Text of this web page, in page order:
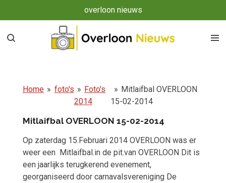
direct
naar
overloon nieuws
Home » foto's » Foto's
2014
» Mitlaifbal OVERLOON
15-02-2014
Mitlaifbal OVERLOON 15-02-2014
Op zaterdag 15.Februari 2014 OVERLOON was er
weer een Mitlaifbal.in de pit.van OVERLOON Dit is
een jaarlijks terugkerend evenement,
georganiseerd door carnavalsvereniging De